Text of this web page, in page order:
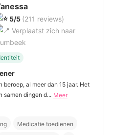
5/5 (211 reviews)
Verplaatst zich naar
beroep, al meer dan 15 jaar. Het
samen dingen d... Meer
Medicatie toedienen